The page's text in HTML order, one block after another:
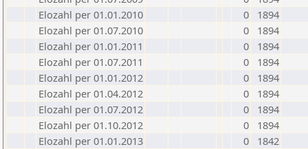
Elozahl per 01.01.2010
0
1894
Elozahl per 01.07.2010
0
1894
Elozahl per 01.01.2011
0
1894
Elozahl per 01.07.2011
0
1894
Elozahl per 01.01.2012
0
1894
Elozahl per 01.04.2012
0
1894
Elozahl per 01.07.2012
0
1894
Elozahl per 01.10.2012
0
1894
Elozahl per 01.01.2013
0
1842